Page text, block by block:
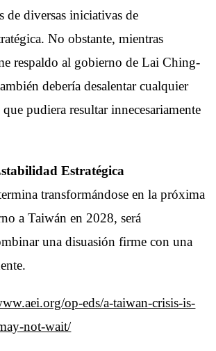
de diversas iniciativas de
No obstante, mientras
respaldo al gobierno de Lai Ching-
debería desalentar cualquier
pudiera resultar innecesariamente
Estratégica
transformándose en la próxima
a Taiwán en 2028, será
una disuasión firme con una
op-eds/a-taiwan-crisis-is-
not-wait/